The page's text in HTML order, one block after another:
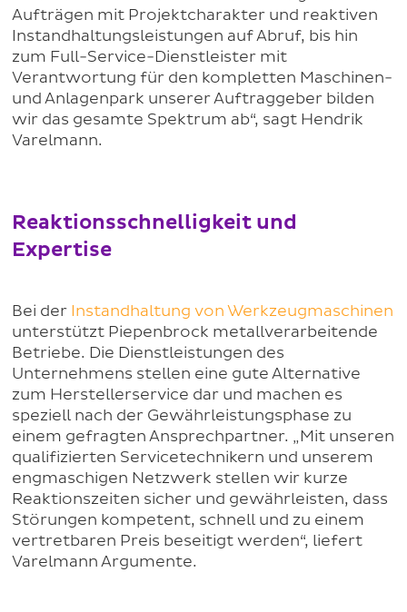
Aufträgen mit Projektcharakter und reaktiven
Instandhaltungsleistungen auf Abruf, bis hin
zum Full-Service-Dienstleister mit
Verantwortung für den kompletten Maschinen-
und Anlagenpark unserer Auftraggeber bilden
wir das gesamte Spektrum ab“, sagt Hendrik
Varelmann.
Reaktionsschnelligkeit und
Expertise
Bei der Instandhaltung von Werkzeugmaschinen
unterstützt Piepenbrock metallverarbeitende
Betriebe. Die Dienstleistungen des
Unternehmens stellen eine gute Alternative
zum Herstellerservice dar und machen es
speziell nach der Gewährleistungsphase zu
einem gefragten Ansprechpartner. „Mit unseren
qualifizierten Servicetechnikern und unserem
engmaschigen Netzwerk stellen wir kurze
Reaktionszeiten sicher und gewährleisten, dass
Störungen kompetent, schnell und zu einem
vertretbaren Preis beseitigt werden“, liefert
Varelmann Argumente.